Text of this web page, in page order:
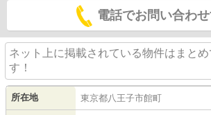
電話でお問い合わ
ネット上に掲載されている物件はまと
す！
所在地 東京都八王子市館町